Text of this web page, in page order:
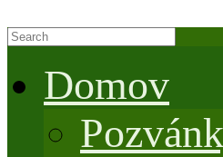
Domov